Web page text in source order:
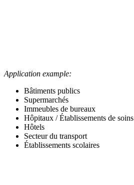
Application example:
Bâtiments publics
Supermarchés
Immeubles de bureaux
Hôpitaux / Établissements de soins
Hôtels
Secteur du transport
Établissements scolaires